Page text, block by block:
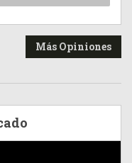
Más Opiniones